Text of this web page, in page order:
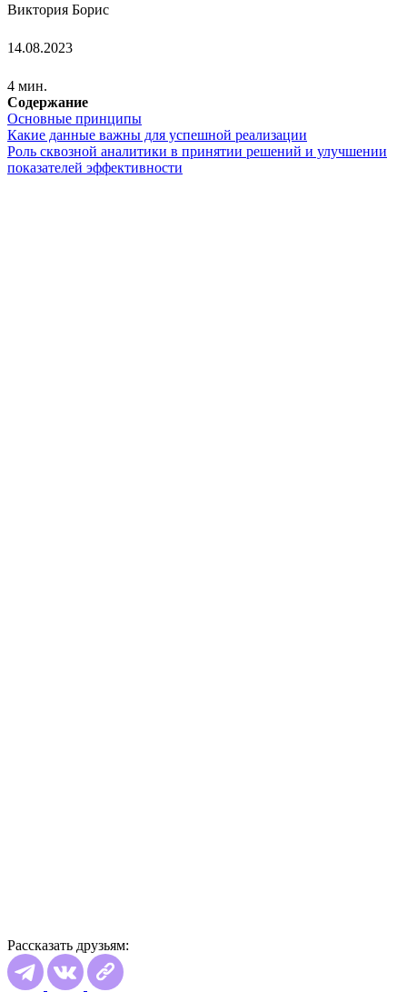
Виктория Борис
14.08.2023
4 мин.
Содержание
Основные принципы
Какие данные важны для успешной реализации
Роль сквозной аналитики в принятии решений и улучшении
показателей эффективности
Рассказать друзьям: